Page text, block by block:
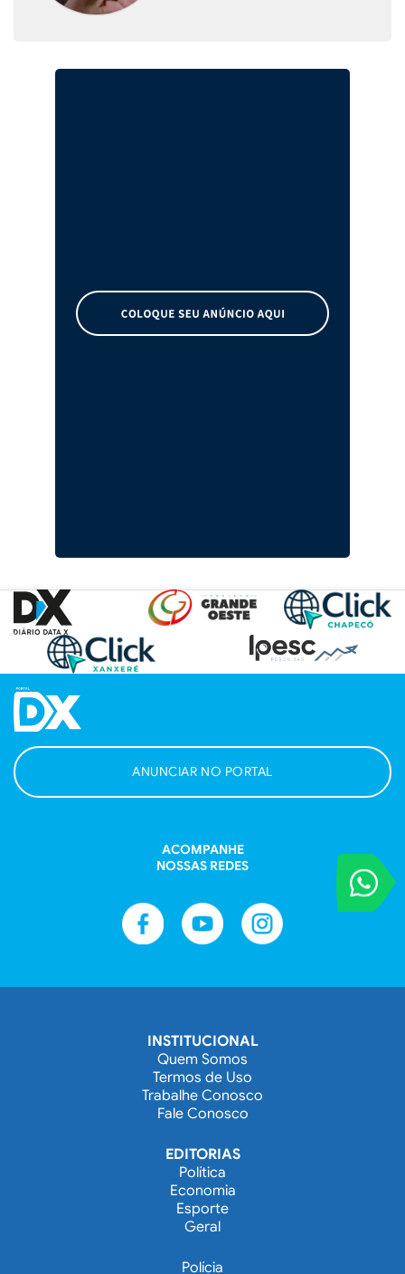
VOCÊ
Entre em
ANUNCIAR NO PORTAL
ACOMPANHE
NOSSAS REDES
INSTITUCIONAL
Quem Somos
Termos de Uso
Trabalhe Conosco
Fale Conosco
EDITORIAS
Política
Economia
Esporte
Geral
Polícia